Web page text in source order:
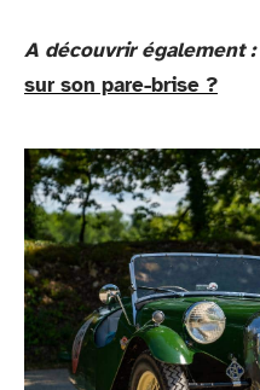
A découvrir également :
sur son pare-brise ?